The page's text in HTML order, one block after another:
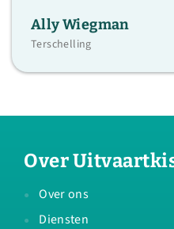
Ally Wiegman
Terschelling
Over
Over ons
Diensten